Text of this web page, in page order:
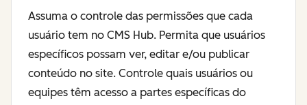
Assuma o controle das permissões que cada
usuário tem no CMS Hub. Permita que usuários
específicos possam ver, editar e/ou publicar
conteúdo no site. Controle quais usuários ou
equipes têm acesso a partes específicas do